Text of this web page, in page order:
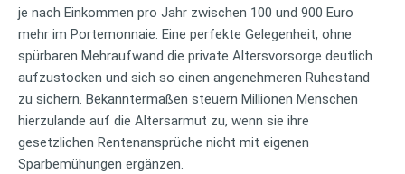
je nach Einkommen pro Jahr zwischen 100 und 900 Euro
mehr im Portemonnaie. Eine perfekte Gelegenheit, ohne
spürbaren Mehraufwand die private Altersvorsorge deutlich
aufzustocken und sich so einen angenehmeren Ruhestand
zu sichern. Bekanntermaßen steuern Millionen Menschen
hierzulande auf die Altersarmut zu, wenn sie ihre
gesetzlichen Rentenansprüche nicht mit eigenen
Sparbemühungen ergänzen.